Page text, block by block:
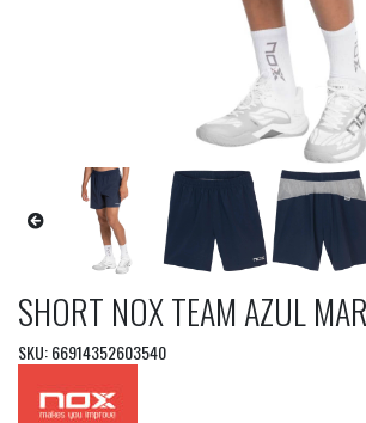
SHORT NOX TEAM AZUL
SKU: 66914352603540